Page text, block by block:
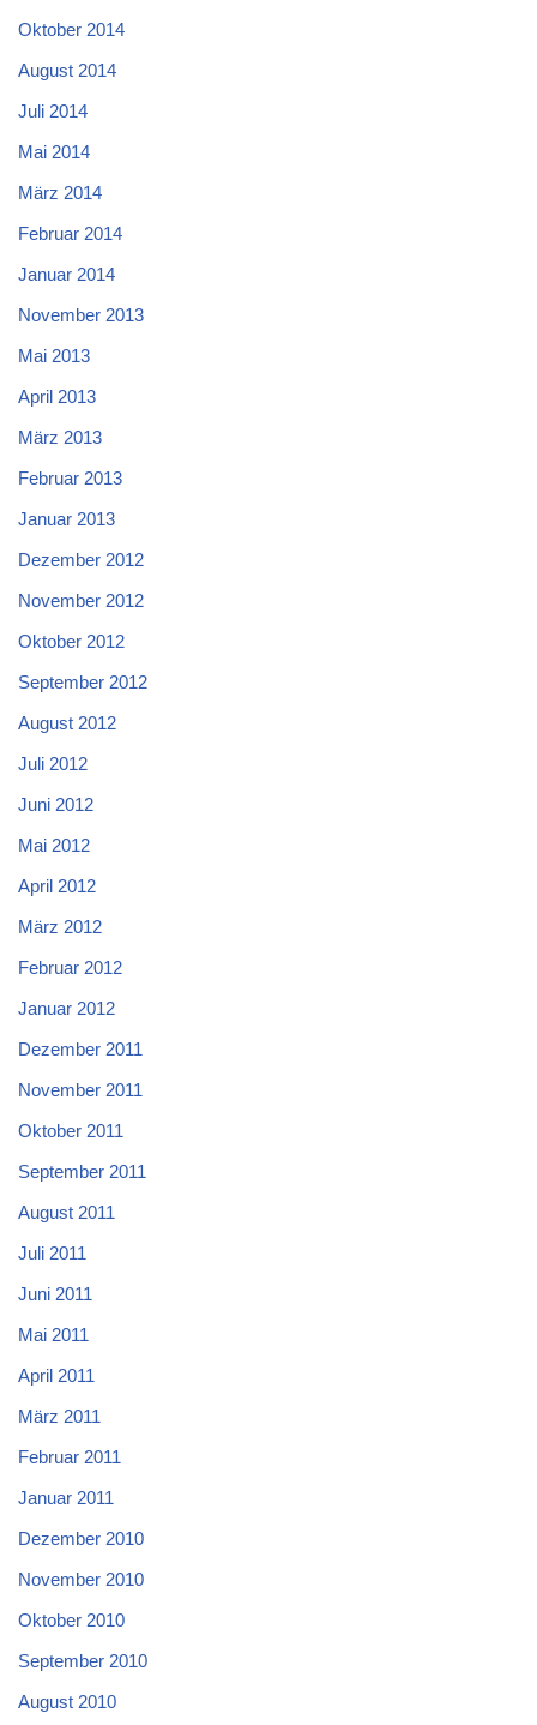
Oktober 2014
August 2014
Juli 2014
Mai 2014
März 2014
Februar 2014
Januar 2014
November 2013
Mai 2013
April 2013
März 2013
Februar 2013
Januar 2013
Dezember 2012
November 2012
Oktober 2012
September 2012
August 2012
Juli 2012
Juni 2012
Mai 2012
April 2012
März 2012
Februar 2012
Januar 2012
Dezember 2011
November 2011
Oktober 2011
September 2011
August 2011
Juli 2011
Juni 2011
Mai 2011
April 2011
März 2011
Februar 2011
Januar 2011
Dezember 2010
November 2010
Oktober 2010
September 2010
August 2010